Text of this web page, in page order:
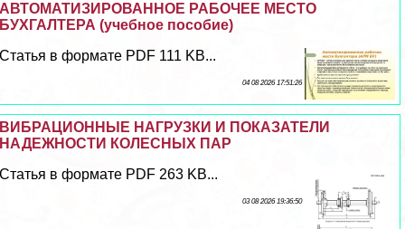
АВТОМАТИЗИРОВАННОЕ РАБОЧЕЕ МЕСТО
БУХГАЛТЕРА (учебное пособие)
Статья в формате PDF 111 KB...
04 08 2026 17:51:26
ВИБРАЦИОННЫЕ НАГРУЗКИ И ПОКАЗАТЕЛИ
НАДЕЖНОСТИ КОЛЕСНЫХ ПАР
Статья в формате PDF 263 KB...
03 08 2026 19:36:50